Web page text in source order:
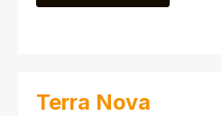
Terra Nova